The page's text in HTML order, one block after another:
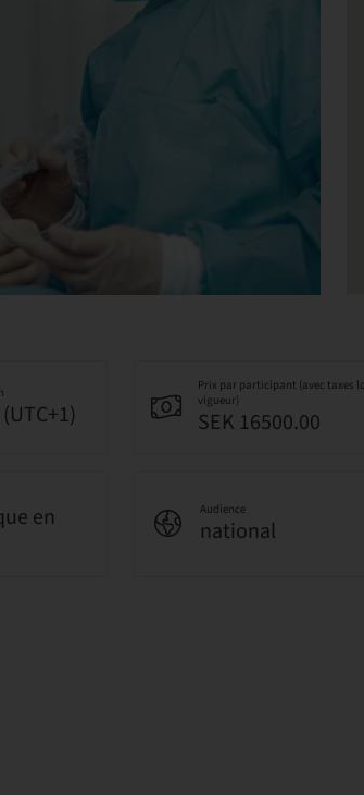
Prix par participant (avec taxes
vigueur)
SEK 16500.00
en
Audience
national